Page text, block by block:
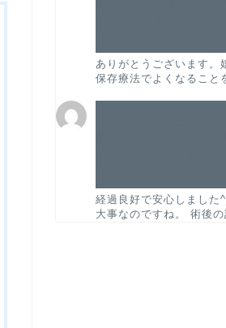
ありがとうございます。
保存療法でよくなること
経過良好で安心しました
大事なのですね。 術後